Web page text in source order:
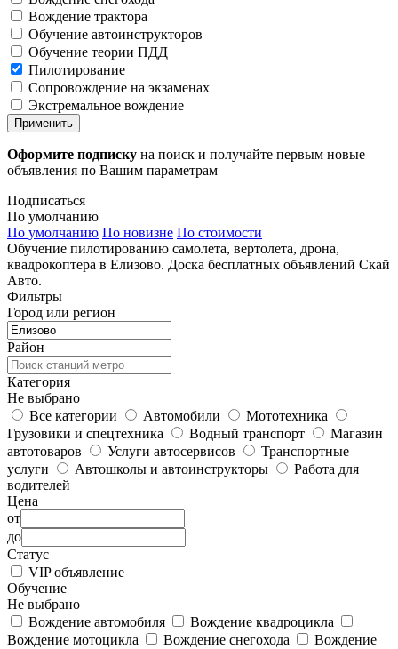
Вождение трактора
Обучение автоинструкторов
Обучение теории ПДД
Пилотирование
Сопровождение на экзаменах
Экстремальное вождение
Применить
Оформите подписку на поиск и получайте первым новые
объявления по Вашим параметрам
Подписаться
По умолчанию
По умолчанию По новизне По стоимости
Обучение пилотированию самолета, вертолета, дрона,
квадрокоптера в Елизово. Доска бесплатных объявлений Скай
Авто.
Фильтры
Город или регион
Район
Категория
Не выбрано
Все категории
Автомобили
Мототехника
Грузовики и спецтехника
Водный транспорт
Магазин
автотоваров
Услуги автосервисов
Транспортные
услуги
Автошколы и автоинструкторы
Работа для
водителей
Цена
от
до
Статус
VIP объявление
Обучение
Не выбрано
Вождение автомобиля
Вождение квадроцикла
Вождение мотоцикла
Вождение снегохода Вождение